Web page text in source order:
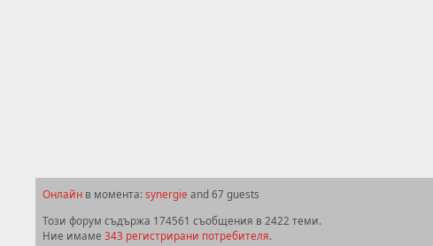
Онлайн в момента: synergie and 67 guests
Този форум съдържа 174561 съобщения в 2422 теми.
Ние имаме 343 регистрирани потребителя.